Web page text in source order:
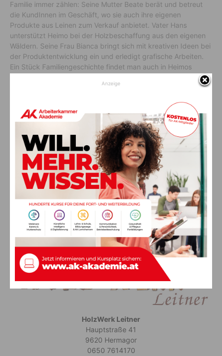
Familie immer zählen: Seine Mutter Beate berät und betreut
die KundInnen im Geschäft, wo sie auch ihre eigenen
Produkte aus Leinen zum Verkauf anbietet. Vater Hans
unterstützt Heimo bei der Holzbeschaffung aus den eigenen
Wäldern. Seine Frau Bianca bringt sich mit kreativen Ideen bei
der Produktentwicklung ein und erledigt grafische Arbeiten.
Ein Stück Familiengeschichte findet man auch in Heimos
Geschäft in der Hauptstraße: Bereits seine Großeltern führten
in den Räumlichkeiten die bekannte Gemischtwarenhandlung
Prozente zum Jubiläum
Kreativität beweist der Unternehmer auch bei der Feier seines
Firmenjubiläums: Eine Möglichkeit zum Mitfeiern gibt es für
alle in der Jubiläumswoche vom 16. – 21. November 2020. In
diesem Zeitraum gibt es bei erweiterten Öffnungszeiten -15%
auf alle Einkäufe. HolzWerk Leitner bietet so die optimale
Möglichkeit, stresslos die ersten Weihnachtseinkäufe samt
umfangreicher Beratung zu erledigen und die regionale
Wirtschaft zu stärken.
HolzWerk Leitner
Hauptstraße 41
9620 Hermagor
0650 7614170
Anzeige